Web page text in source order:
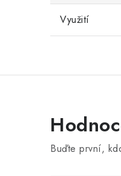
Využití
Buďte první,